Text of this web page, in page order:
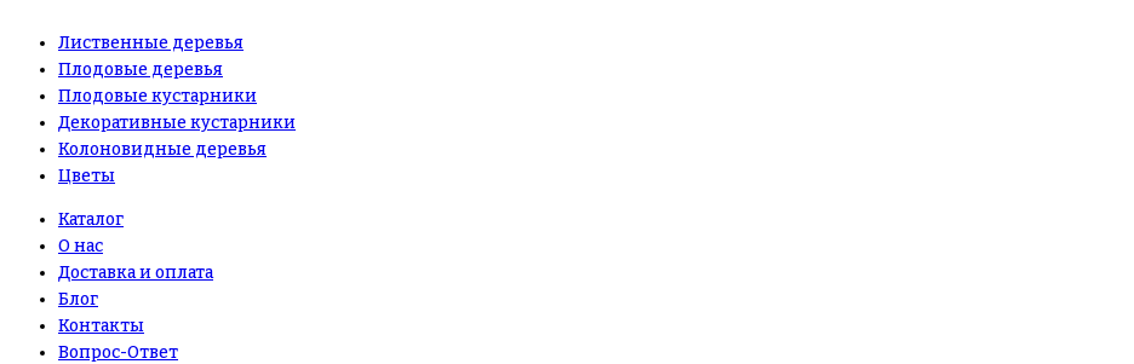
Лиственные деревья
Плодовые деревья
Плодовые кустарники
Декоративные кустарники
Колоновидные деревья
Цветы
Каталог
О нас
Доставка и оплата
Блог
Контакты
Вопрос-Ответ